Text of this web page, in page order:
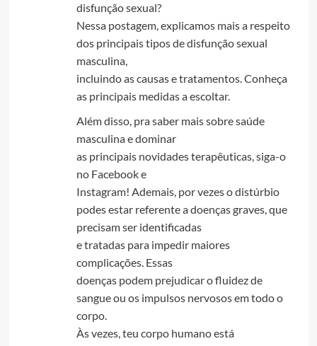
disfunção sexual?
Nessa postagem, explicamos mais a respeito
dos principais tipos de disfunção sexual
masculina,
incluindo as causas e tratamentos. Conheça
as principais medidas a escoltar.
Além disso, pra saber mais sobre saúde
masculina e dominar
as principais novidades terapêuticas, siga-o
no Facebook e
Instagram! Ademais, por vezes o distúrbio
podes estar referente a doenças graves, que
precisam ser identificadas
e tratadas para impedir maiores
complicações. Essas
doenças podem prejudicar o fluidez de
sangue ou os impulsos nervosos em todo o
corpo.
Às vezes, teu corpo humano está